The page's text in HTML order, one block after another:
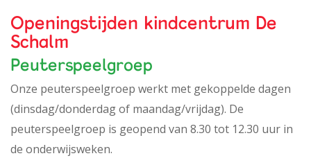
Openingstijden kindcentrum De
Schalm
Peuterspeelgroep
Onze peuterspeelgroep werkt met gekoppelde dagen
(dinsdag/donderdag of maandag/vrijdag). De
peuterspeelgroep is geopend van 8.30 tot 12.30 uur in
de onderwijsweken.